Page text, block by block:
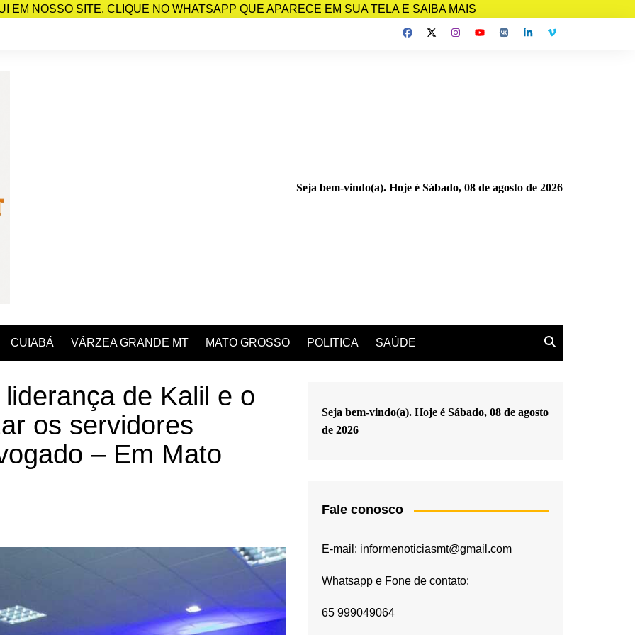
EM NOSSO SITE. CLIQUE NO WHATSAPP QUE APARECE EM SUA TELA E SAIBA MAIS
Seja bem-vindo(a). Hoje é Sábado, 08 de agosto de 2026
CUIABÁ VÁRZEA GRANDE MT MATO GROSSO POLITICA SAÚDE
de Kalil e o
os servidores
– Em Mato
Seja bem-vindo(a). Hoje é Sábado, 08 de agosto
de 2026
Fale conosco
E-mail: informenoticiasmt@gmail.com
Whatsapp e Fone de contato:
65 999049064